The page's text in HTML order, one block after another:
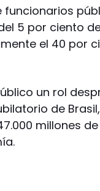
funcionarios
5 por ciento
el 40 por
un rol
de
millones